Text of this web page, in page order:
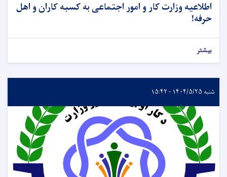
اطلاعیه وزارت کار و امور اجتماعی به کسبه کاران و اهل
حرفه!
بیشتر
شنبه ۱۴۰۴/۵/۲۵ - ۱۵:۴۲